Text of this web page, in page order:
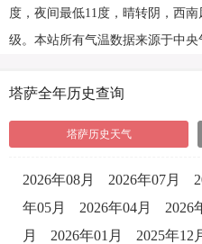
度，夜间最低11度，晴转阴，西
级。本站所有气温数据来源于中央
塔萨全年历史查询
塔萨历史天气
2026年08月 2026年07月
年05月
2026年04月 2026
月
2026年01月 2025年12